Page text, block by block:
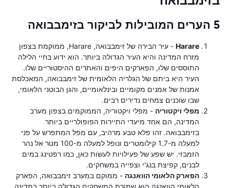
5 הערים המובילות לביקור בזימבבואה
Harare
- עיר הבירה של זימבבואה, Harare, ממוקמת בצפון
מזרח המדינה והיא העיר הגדולה ביותר. הוא ידוע בחיי הלילה
התוססים שלו, הפארקים היפים והאתרים ההיסטוריים שלו.
העיר היא ביתם של הגלריה הלאומית של זימבבואה, המאכלסת
אמנות של אמנים מקומיים ובינלאומיים, והגן הבוטני הלאומי,
שבו שוכנים צמחים נדירים רבים.
מפלי ויקטוריה - מפלי ויקטוריה, הממוקמים בצפון מערב
המדינה, הם אחד מיעדי התיירות הפופולריים ביותר
בזימבבואה. זהו פלא טבע מרהיב, עם מפל המתפרש על פני
למעלה מ-1.7 קילומטרים ונופל למעלה מ-100 מטר אל נהר
הזמבזי. יש שפע של פעילויות לעשות כאן, כמו רפטינג במים
לבנים, קפיצת בנג'י וצפייה במשחקים.
הפארק הלאומי הוואנגה - ממוקם במערב זימבבואה, הפארק
הלאומי הוואנגה הוא שמורת המשחקים הגדולה ביותר במדינה.